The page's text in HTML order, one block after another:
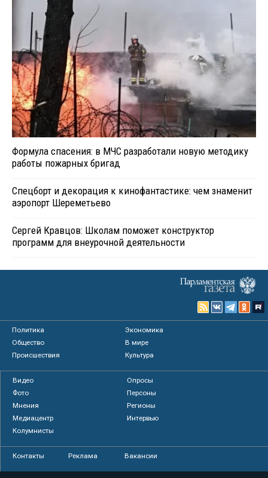
Формула спасения: в МЧС разработали новую методику
работы пожарных бригад
Спецборт и декорация к кинофантастике: чем знаменит
аэропорт Шереметьево
Сергей Кравцов: Школам поможет конструктор
программ для внеурочной деятельности
Политика
Экономика
Общество
В мире
Происшествия
Культура
Видео
Опросы
Фото
Персоны
Мнения
Регионы
Медиацентр
Интервью
Колумнисты
Контакты Реклама Вакансии